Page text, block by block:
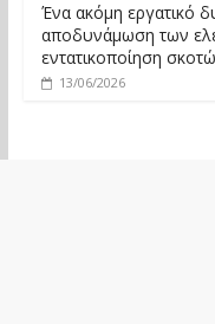
Ένα ακόμη εργατικό
αποδυνάμωση των
εντατικοποίηση
13/06/2026